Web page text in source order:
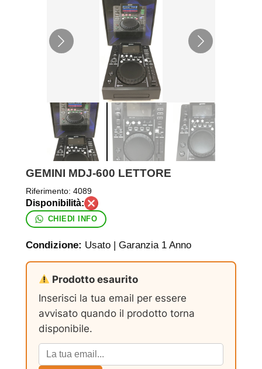
GEMINI MDJ-600 LETTORE
Riferimento: 4089
CHIEDI INFO
Condizione: Usato | Garanzia 1 Anno
Prodotto esaurito
Inserisci la tua email per essere
avvisato quando il prodotto torna
disponibile.